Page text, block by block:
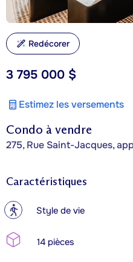
Condo à vendre
275, Rue Saint-Jacques,
3 795 000 $
Estimez les versements
Redécorer
Caractéristiques
? Style de vie
14 pièces